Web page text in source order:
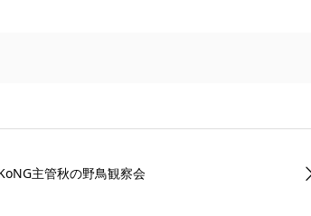
主管秋の野鳥観察会